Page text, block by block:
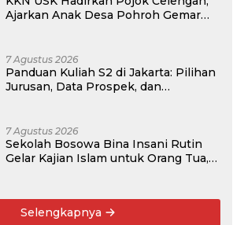
Ajarkan Anak Desa Pohroh Gemar
7 Agustus 2026
Panduan Kuliah S2 di Jakarta: Pilihan
Jurusan, Data Prospek, dan
7 Agustus 2026
Sekolah Bosowa Bina Insani Rutin
Gelar Kajian Islam untuk Orang Tua,
Selengkapnya